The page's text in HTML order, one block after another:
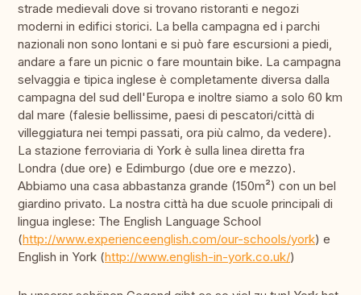
strade medievali dove si trovano ristoranti e negozi
moderni in edifici storici. La bella campagna ed i parchi
nazionali non sono lontani e si può fare escursioni a piedi,
andare a fare un picnic o fare mountain bike. La campagna
selvaggia e tipica inglese è completamente diversa dalla
campagna del sud dell'Europa e inoltre siamo a solo 60 km
dal mare (falesie bellissime, paesi di pescatori/città di
villeggiatura nei tempi passati, ora più calmo, da vedere).
La stazione ferroviaria di York è sulla linea diretta fra
Londra (due ore) e Edimburgo (due ore e mezzo).
Abbiamo una casa abbastanza grande (150m²) con un bel
giardino privato. La nostra città ha due scuole principali di
lingua inglese: The English Language School
(http://www.experienceenglish.com/our-schools/york) e
English in York (http://www.english-in-york.co.uk/)